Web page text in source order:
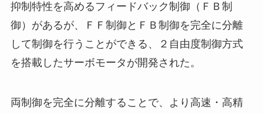
抑制特性を高めるフィードバック制御（ＦＢ制
御）があるが、ＦＦ制御とＦＢ制御を完全に分離
して制御を行うことができる、２自由度制御方式
を搭載したサーボモータが開発された。
両制御を完全に分離することで、より高速・高精